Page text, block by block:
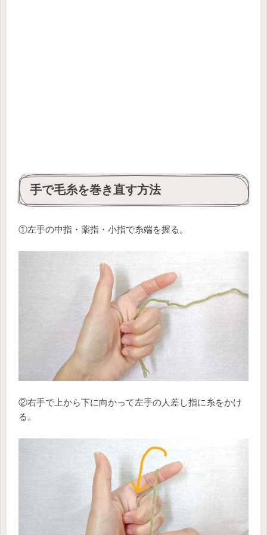
手で毛糸を巻き直す方法
①左手の中指・薬指・小指で糸端を握る。
②右手で上から下に向かって左手の人差し指に糸をかけ
る。